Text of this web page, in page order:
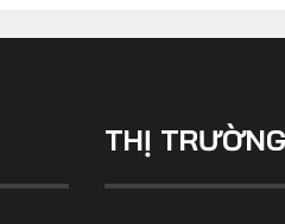
CONTACT US
THỊ